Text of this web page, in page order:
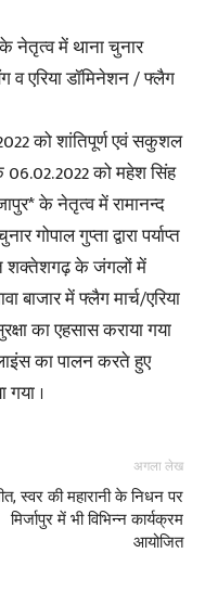
नेतृत्व में थाना चुनार
व एरिया डॉमिनेशन / फ्लैग
को शांतिपूर्ण एवं सकुशल
को महेश सिंह
के नेतृत्व में रामानन्द
गोपाल गुप्ता द्वारा पर्याप्त
शक्तेशगढ़ के जंगलों में
बाजार में फ्लैग मार्च/एरिया
का एहसास कराया गया
का पालन करते हुए
।
अगला लेख
स्वर की महारानी के निधन पर
मिर्जापुर में भी विभिन्न कार्यक्रम
आयोजित